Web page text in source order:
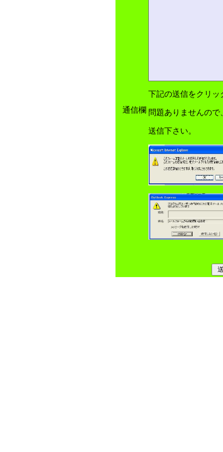
通信欄
下記の送信をクリッ
問題ありませんの
送信下さい。